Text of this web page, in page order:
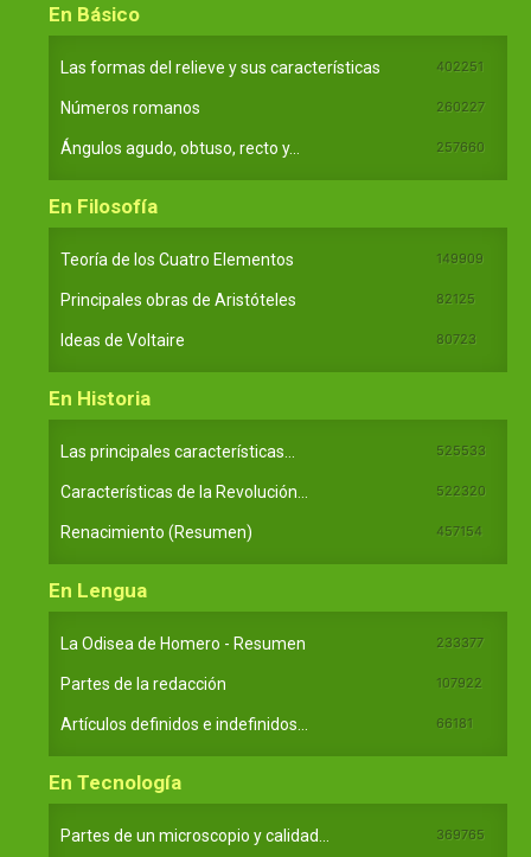
En Básico
Las formas del relieve y sus características 402251
Números romanos 260227
Ángulos agudo, obtuso, recto y... 257660
En Filosofía
Teoría de los Cuatro Elementos 149909
Principales obras de Aristóteles 82125
Ideas de Voltaire 80723
En Historia
Las principales características... 525533
Características de la Revolución... 522320
Renacimiento (Resumen) 457154
En Lengua
La Odisea de Homero - Resumen 233377
Partes de la redacción 107922
Artículos definidos e indefinidos... 66181
En Tecnología
Partes de un microscopio y calidad... 369765